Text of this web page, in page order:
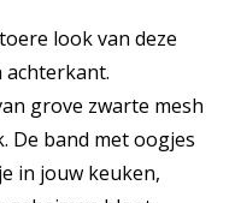
look van deze
achterkant.
grove zwarte mesh
De band met oogjes
in jouw keuken,